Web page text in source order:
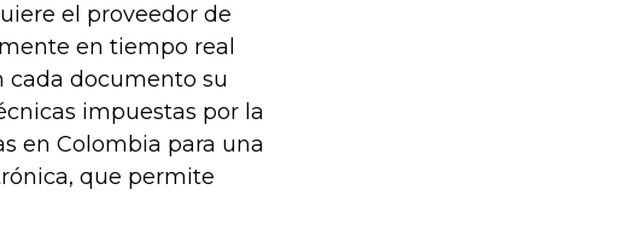
el proveedor de
en tiempo real
cada documento su
impuestas por la
en Colombia para una
que permite